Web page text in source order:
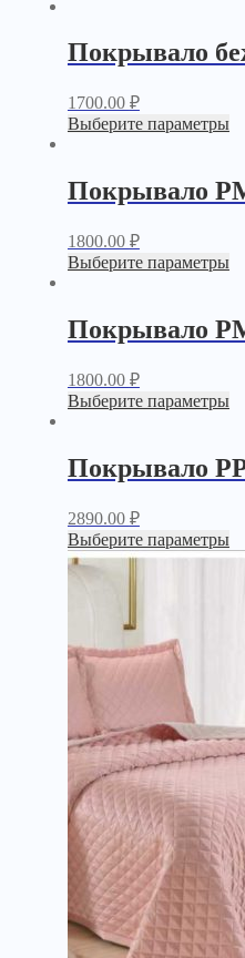
Покрывало
1700.00 ₽
Выберите параметры
Покрывало
1800.00 ₽
Выберите параметры
Покрывало
1800.00 ₽
Выберите параметры
Покрывало
2890.00 ₽
Выберите параметры